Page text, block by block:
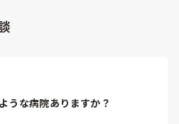
うな病院ありますか？